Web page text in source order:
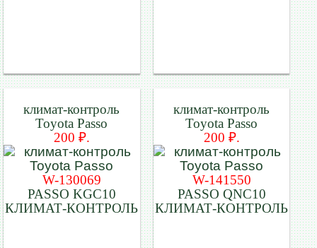
климат-контроль
Toyota Passo
200 ₽.
W-130069
PASSO KGC10
КЛИМАТ-КОНТРОЛЬ
климат-контроль
Toyota Passo
200 ₽.
W-141550
PASSO QNC10
КЛИМАТ-КОНТРОЛЬ